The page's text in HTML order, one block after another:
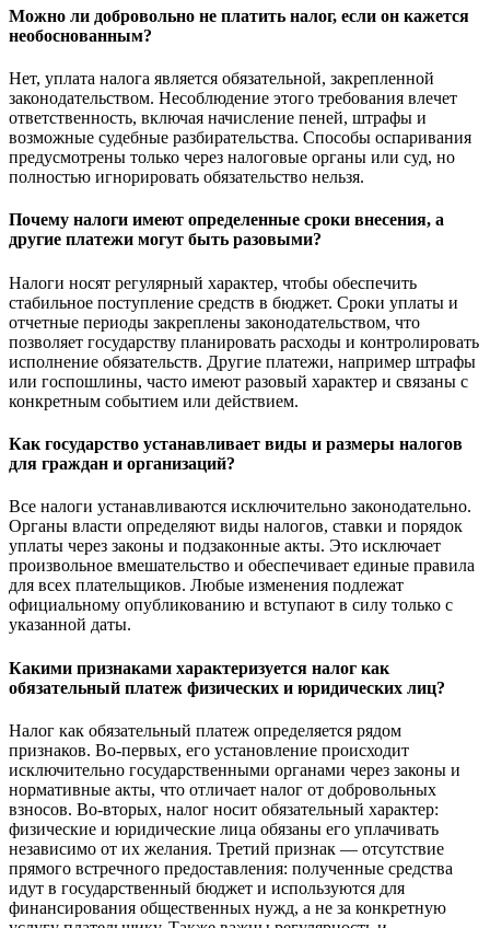
Можно ли добровольно не платить налог, если он кажется
необоснованным?
Нет, уплата налога является обязательной, закрепленной
законодательством. Несоблюдение этого требования влечет
ответственность, включая начисление пеней, штрафы и
возможные судебные разбирательства. Способы оспаривания
предусмотрены только через налоговые органы или суд, но
полностью игнорировать обязательство нельзя.
Почему налоги имеют определенные сроки внесения, а
другие платежи могут быть разовыми?
Налоги носят регулярный характер, чтобы обеспечить
стабильное поступление средств в бюджет. Сроки уплаты и
отчетные периоды закреплены законодательством, что
позволяет государству планировать расходы и контролировать
исполнение обязательств. Другие платежи, например штрафы
или госпошлины, часто имеют разовый характер и связаны с
конкретным событием или действием.
Как государство устанавливает виды и размеры налогов
для граждан и организаций?
Все налоги устанавливаются исключительно законодательно.
Органы власти определяют виды налогов, ставки и порядок
уплаты через законы и подзаконные акты. Это исключает
произвольное вмешательство и обеспечивает единые правила
для всех плательщиков. Любые изменения подлежат
официальному опубликованию и вступают в силу только с
указанной даты.
Какими признаками характеризуется налог как
обязательный платеж физических и юридических лиц?
Налог как обязательный платеж определяется рядом
признаков. Во-первых, его установление происходит
исключительно государственными органами через законы и
нормативные акты, что отличает налог от добровольных
взносов. Во-вторых, налог носит обязательный характер:
физические и юридические лица обязаны его уплачивать
независимо от их желания. Третий признак — отсутствие
прямого встречного предоставления: полученные средства
идут в государственный бюджет и используются для
финансирования общественных нужд, а не за конкретную